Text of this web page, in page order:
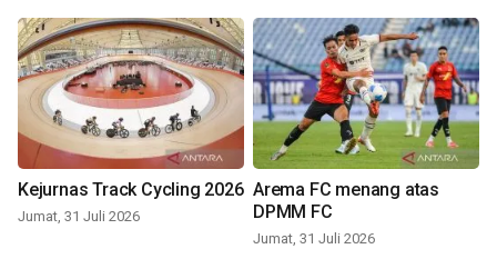
Kejurnas Track Cycling 2026
Jumat, 31 Juli 2026
Arema FC menang atas
DPMM FC
Jumat, 31 Juli 2026